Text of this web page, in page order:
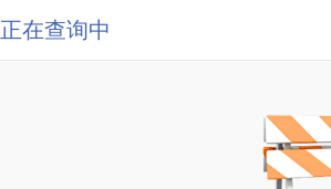
正在查询中